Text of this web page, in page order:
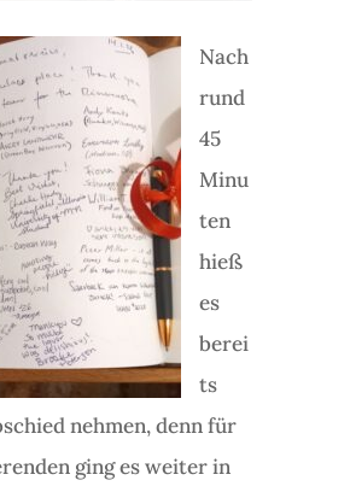
Nach
rund
45
Minu
ten
hieß
es
berei
ts
nehmen, denn für
ging es weiter in